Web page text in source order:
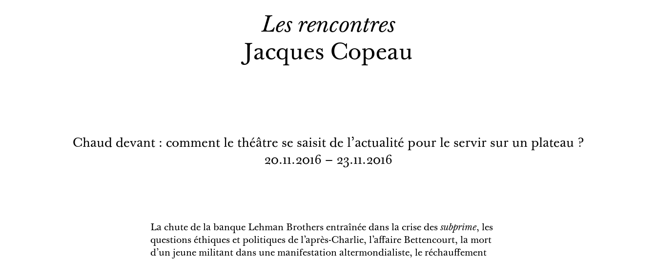
Les rencontres
Jacques Copeau
Chaud devant : comment le théâtre se saisit de l'actualité pour le servir sur un plateau ?
20.11.2016 – 23.11.2016
La chute de la banque Lehman Brothers entraînée dans la crise des subprime, les
questions éthiques et politiques de l’après-Charlie, l’affaire Bettencourt, la mort
d’un jeune militant dans une manifestation altermondialiste, le réchauffement